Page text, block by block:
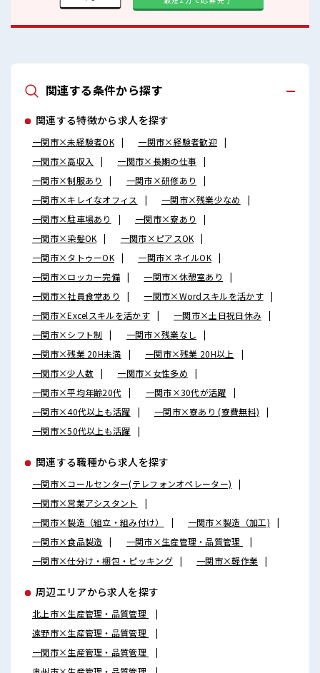
関連する条件から探す
関連する特徴から求人を探す
一関市×未経験者OK
一関市×経験者歓迎
一関市×高収入
一関市×長期の仕事
一関市×制服あり
一関市×研修あり
一関市×キレイなオフィス
一関市×残業少なめ
一関市×駐車場あり
一関市×寮あり
一関市×染髪OK
一関市×ピアスOK
一関市×タトゥーOK
一関市×ネイルOK
一関市×ロッカー完備
一関市×休憩室あり
一関市×社員食堂あり
一関市×Wordスキルを活かす
一関市×Excelスキルを活かす
一関市×土日祝日休み
一関市×シフト制
一関市×残業なし
一関市×残業 20H未満
一関市×残業 20H以上
一関市×少人数
一関市×女性多め
一関市×平均年齢20代
一関市×30代が活躍
一関市×40代以上も活躍
一関市×寮あり (寮費無料)
一関市×50代以上も活躍
関連する職種から求人を探す
一関市×コールセンター(テレフォンオペレーター)
一関市×営業アシスタント
一関市×製造（組立・組み付け）
一関市×製造（加工)
一関市×食品製造
一関市×生産管理・品質管理
一関市×仕分け・梱包・ピッキング
一関市×軽作業
周辺エリアから求人を探す
北上市×生産管理・品質管理
遠野市×生産管理・品質管理
一関市×生産管理・品質管理